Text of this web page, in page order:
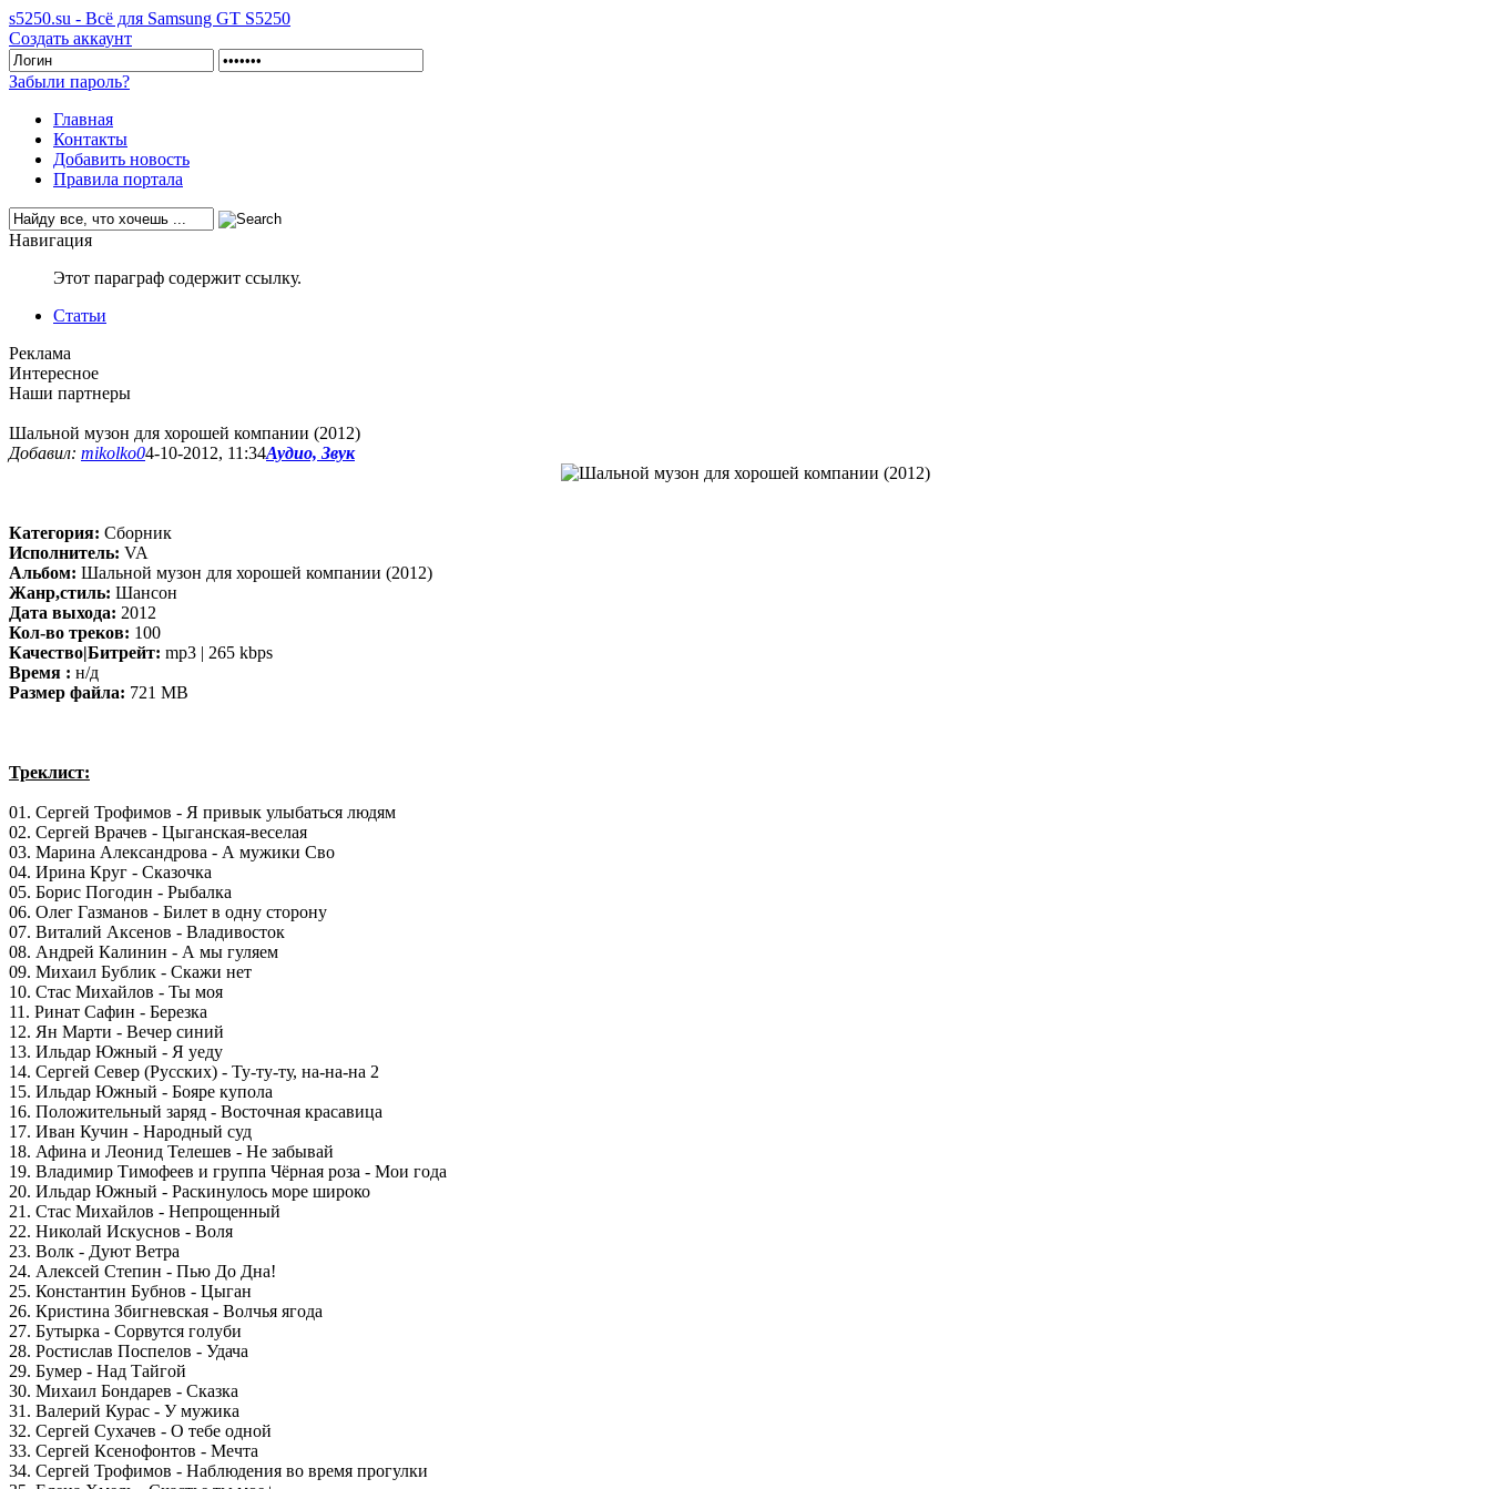
s5250.su - Всё для Samsung GT S5250
Создать аккаунт
Забыли пароль?
Главная
Контакты
Добавить новость
Правила портала
Навигация
Этот параграф содержит ссылку.
Статьи
Реклама
Интересное
Наши партнеры
Шальной музон для хорошей компании (2012)
Добавил: mikolko04-10-2012, 11:34Аудио, Звук
Категория: Сборник
Исполнитель: VA
Альбом: Шальной музон для хорошей компании (2012)
Жанр,стиль: Шансон
Дата выхода: 2012
Кол-во треков: 100
Качество|Битрейт: mp3 | 265 kbps
Время : н/д
Размер файла: 721 MB
Треклист:
01. Сергей Трофимов - Я привык улыбаться людям
02. Сергей Врачев - Цыганская-веселая
03. Марина Александрова - А мужики Сво
04. Ирина Круг - Сказочка
05. Борис Погодин - Рыбалка
06. Олег Газманов - Билет в одну сторону
07. Виталий Аксенов - Владивосток
08. Андрей Калинин - А мы гуляем
09. Михаил Бублик - Скажи нет
10. Стас Михайлов - Ты моя
11. Ринат Сафин - Березка
12. Ян Марти - Вечер синий
13. Ильдар Южный - Я уеду
14. Сергей Север (Русских) - Ту-ту-ту, на-на-на 2
15. Ильдар Южный - Бояре купола
16. Положительный заряд - Восточная красавица
17. Иван Кучин - Народный суд
18. Афина и Леонид Телешев - Не забывай
19. Владимир Тимофеев и группа Чёрная роза - Мои года
20. Ильдар Южный - Раскинулось море широко
21. Стас Михайлов - Непрощенный
22. Николай Искуснов - Воля
23. Волк - Дуют Ветра
24. Алексей Степин - Пью До Дна!
25. Константин Бубнов - Цыган
26. Кристина Збигневская - Волчья ягода
27. Бутырка - Сорвутся голуби
28. Ростислав Поспелов - Удача
29. Бумер - Над Тайгой
30. Михаил Бондарев - Сказка
31. Валерий Курас - У мужика
32. Сергей Сухачев - О тебе одной
33. Сергей Ксенофонтов - Мечта
34. Сергей Трофимов - Наблюдения во время прогулки